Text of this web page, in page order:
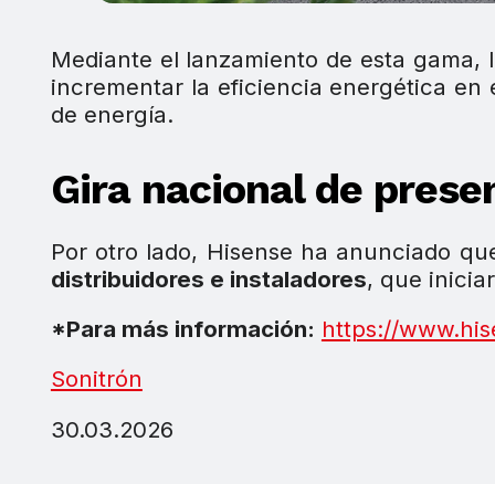
Mediante el lanzamiento de esta
incrementar la eficiencia energética en
de energía.
Gira nacional de
Por otro lado, Hisense ha anunciado
distribuidores e instaladores, que
*Para más información: https://
Sonitrón
30.03.2026